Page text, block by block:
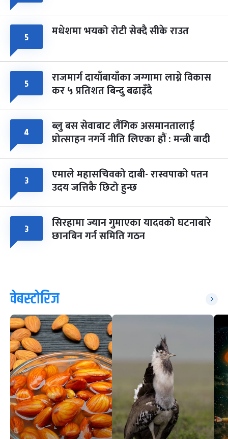
५ मधेशमा भयको रोटी सेक्दै सीके राउत
५ राजमार्ग दायाँबायाँका जग्गामा लाग्ने विकास
कर ५ प्रतिशत बिन्दु बढाइँदै
४ ब्लु बस सेवाबाट लैंगिक असमानतालाई
प्रोत्साहन नगर्ने नीति लिएका हौं : मन्त्री बादी
३ एमाले महासचिवको दाबी- रास्वपाको पतन
उदय जत्तिकै छिटो हुन्छ
३ सिरहामा ज्यान गुमाएका यादवको घटनाबारे
छानबिन गर्न समिति गठन
वेबस्टोरिज